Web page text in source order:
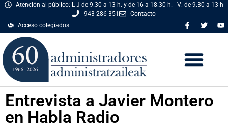
Atención al público: L-J de 9.30 a 13 h. y de 16 a 18.30 h. | V: de 9.30 a 13 h
943 286 351
Contacto
Acceso colegiados
Entrevista a Javier Montero
en Habla Radio